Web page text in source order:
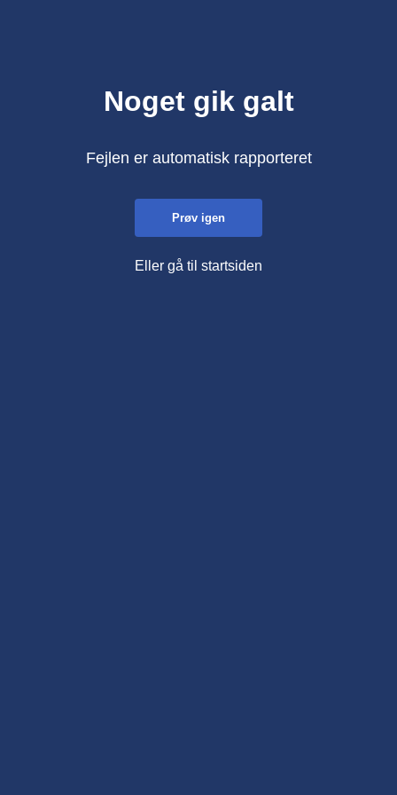
Noget gik galt
Fejlen er automatisk rapporteret
Prøv igen
Eller gå til startsiden